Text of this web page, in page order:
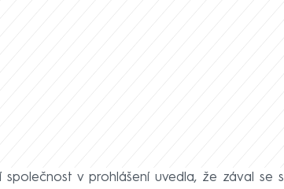
společnost v prohlášení uvedla, že zával se